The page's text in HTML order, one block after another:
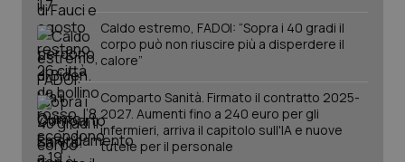
Caldo estremo, FADOI: “Sopra i 40 gradi il
corpo può non riuscire più a disperdere il
calore”
Comparto Sanità. Firmato il contratto 2025-
2027. Aumenti fino a 240 euro per gli
infermieri, arriva il capitolo sull'IA e nuove
tutele per il personale